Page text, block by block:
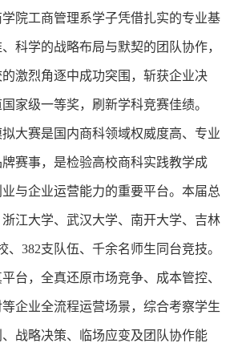
院工商管理系学子凭借扎实的专业基
科学的战略布局与默契的团队协作，
激烈角逐中成功突围，斩获企业决
家级一等奖，刷新学科竞赛佳绩。
赛是国内商科领域权威度高、专业
赛事，是检验高校商科实践教学成
与企业运营能力的重要平台。本届总
江大学、武汉大学、南开大学、吉林
、382支队伍、千余名师生同台竞技。
台，全真还原市场竞争、成本管控、
企业全流程运营场景，综合考察学生
战略决策、临场应变及团队协作能